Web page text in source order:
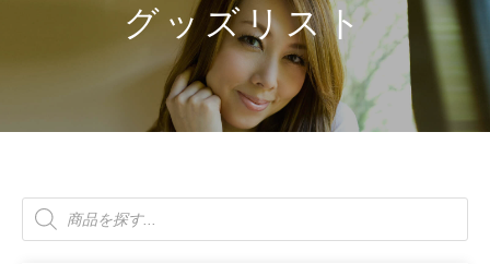
グッズリスト